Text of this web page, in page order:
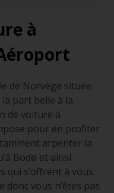
à
de Norvège située
part belle à la
de voiture à
pour en profiter
arpenter la
Bodø et ainsi
qui s’offrent à vous.
vous n’êtes pas